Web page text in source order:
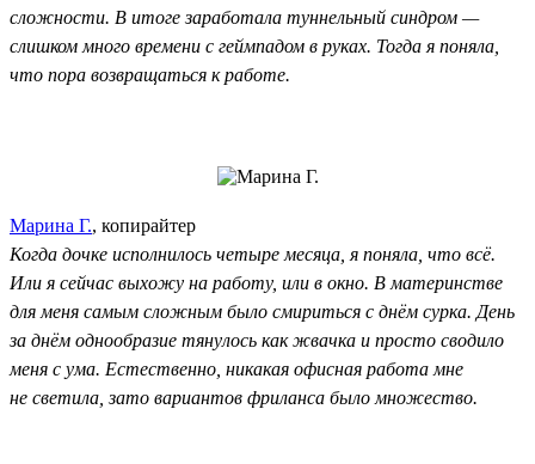
сложности. В итоге заработала туннельный синдром —
слишком много времени с геймпадом в руках. Тогда я поняла,
что пора возвращаться к работе.
Марина Г., копирайтер
Когда дочке исполнилось четыре месяца, я поняла, что всё.
Или я сейчас выхожу на работу, или в окно. В материнстве
для меня самым сложным было смириться с днём сурка. День
за днём однообразие тянулось как жвачка и просто сводило
меня с ума. Естественно, никакая офисная работа мне
не светила, зато вариантов фриланса было множество.